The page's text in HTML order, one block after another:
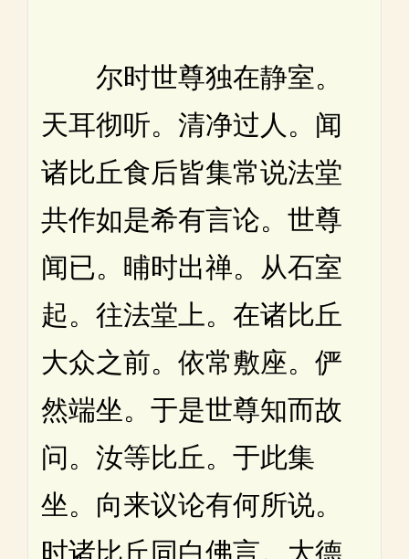
尔时世尊独在静室。
天耳彻听。清净过人。闻
诸比丘食后皆集常说法堂
共作如是希有言论。世尊
闻已。晡时出禅。从石室
起。往法堂上。在诸比丘
大众之前。依常敷座。俨
然端坐。于是世尊知而故
问。汝等比丘。于此集
坐。向来议论有何所说。
时诸比丘同白佛言。大德